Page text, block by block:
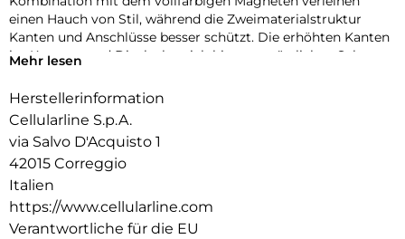
einen Hauch von Stil, während die Zweimaterialstruktur
Kanten und Anschlüsse besser schützt. Die erhöhten Kanten
im Kamera- und Displaybereich bieten zusätzlichen Schutz
geschützt und immer einsatzbereit mit dem MagSafe-
Mehr lesen
Herstellerinformation
Cellularline S.p.A.
via Salvo D'Acquisto 1
42015 Correggio
Italien
https://www.cellularline.com
Verantwortliche für die EU